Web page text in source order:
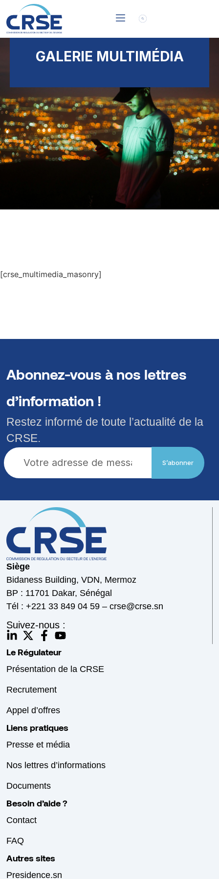
GALERIE MULTIMÉDIA
[crse_multimedia_masonry]
Abonnez-vous à nos lettres
d’information !
Restez informé de toute l’actualité de la
CRSE.
S’abonner
Siège
Bidaness Building, VDN, Mermoz
BP : 11701 Dakar, Sénégal
Tél : +221 33 849 04 59 – crse@crse.sn
Suivez-nous :
Le Régulateur
Présentation de la CRSE
Recrutement
Appel d’offres
Liens pratiques
Presse et média
Nos lettres d’informations
Documents
Besoin d’aide ?
Contact
FAQ
Autres sites
Presidence.sn